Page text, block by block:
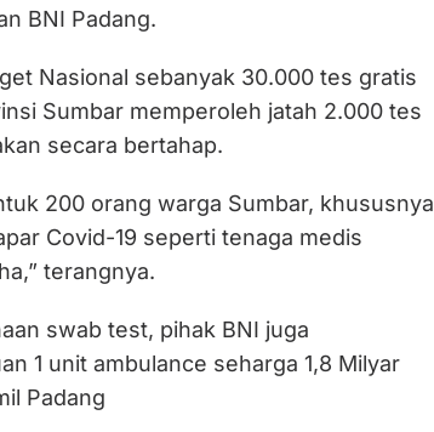
BNI Padang.
Nasional sebanyak 30.000 tes gratis
Sumbar memperoleh jatah 2.000 tes
secara bertahap.
200 orang warga Sumbar, khususnya
Covid-19 seperti tenaga medis
terangnya.
swab test, pihak BNI juga
1 unit ambulance seharga 1,8 Milyar
Padang